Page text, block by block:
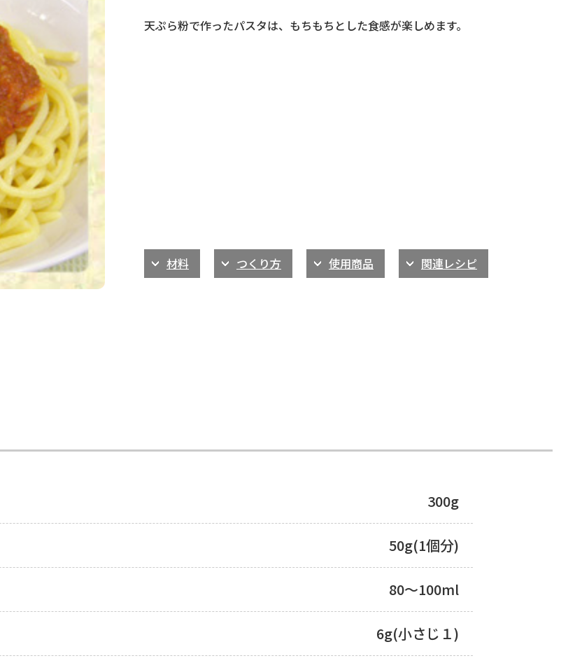
天ぷら粉で作ったパスタは、もちもちとした食感が楽しめます。
材料 つくり方 使用商品 関連レシピ
300g
50g(1個分)
80～100ml
6g(小さじ１)